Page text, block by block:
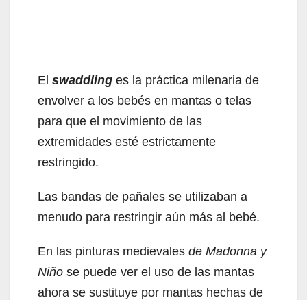
El swaddling es la práctica milenaria de
envolver a los bebés en mantas o telas
para que el movimiento de las
extremidades esté estrictamente
restringido.
Las bandas de pañales se utilizaban a
menudo para restringir aún más al bebé.
En las pinturas medievales de Madonna y
Niño se puede ver el uso de las mantas
ahora se sustituye por mantas hechas de